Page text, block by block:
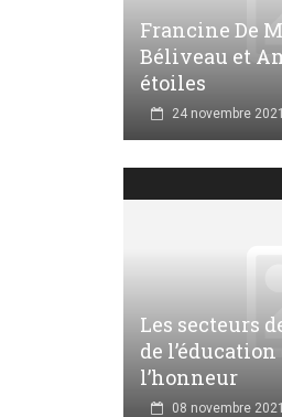
Francine De
Béliveau et
étoiles
24 novembre 2021
Les secteurs
de
l’honneur
08 novembre 2021